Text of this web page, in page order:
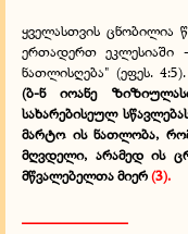
ყველასთვის
ერთადერთ ეკლესიაში
ნათლისღება" (ეფეს.
(ბ-ნ იოანე
სახარებისეულ
მარტო ის ნათლობა,
მღვდელი, არამედ ის
მწვალებელთა მიერ(3).